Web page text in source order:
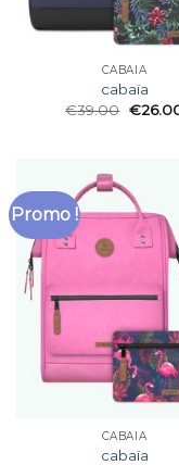
CABAÏA
cabaïa
€39.00 €
Promo !
CABAÏA
cabaïa